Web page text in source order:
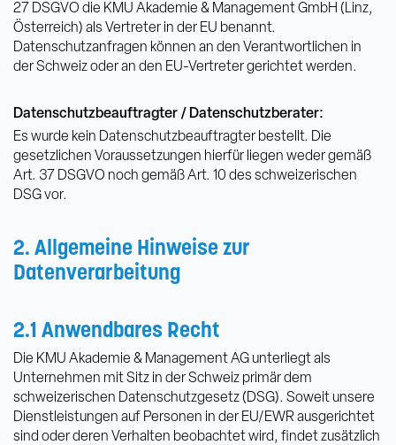
27 DSGVO die KMU Akademie & Management GmbH (Linz,
Österreich) als Vertreter in der EU benannt.
Datenschutzanfragen können an den Verantwortlichen in
der Schweiz oder an den EU-Vertreter gerichtet werden.
Datenschutzbeauftragter / Datenschutzberater:
Es wurde kein Datenschutzbeauftragter bestellt. Die
gesetzlichen Voraussetzungen hierfür liegen weder gemäß
Art. 37 DSGVO noch gemäß Art. 10 des schweizerischen
DSG vor.
2. Allgemeine Hinweise zur
Datenverarbeitung
2.1 Anwendbares Recht
Die KMU Akademie & Management AG unterliegt als
Unternehmen mit Sitz in der Schweiz primär dem
schweizerischen Datenschutzgesetz (DSG). Soweit unsere
Dienstleistungen auf Personen in der EU/EWR ausgerichtet
sind oder deren Verhalten beobachtet wird, findet zusätzlich